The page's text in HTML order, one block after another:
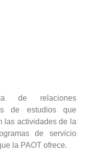
de relaciones
de estudios que
las actividades de la
de servicio
la PAOT ofrece.